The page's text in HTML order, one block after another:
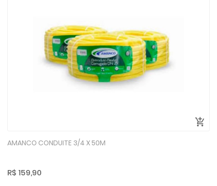
AMANCO CONDUITE 3/4 X 50M
R$ 159,90